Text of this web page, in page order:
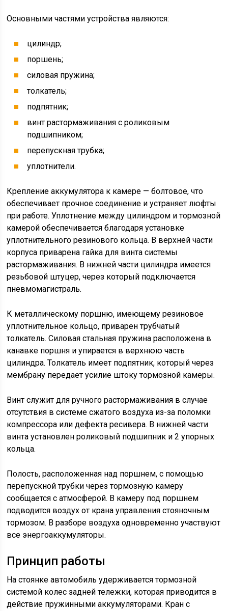
Основными частями устройства являются:
цилиндр;
поршень;
силовая пружина;
толкатель;
подпятник;
винт растормаживания с роликовым
подшипником;
перепускная трубка;
уплотнители.
Крепление аккумулятора к камере — болтовое, что
обеспечивает прочное соединение и устраняет люфты
при работе. Уплотнение между цилиндром и тормозной
камерой обеспечивается благодаря установке
уплотнительного резинового кольца. В верхней части
корпуса приварена гайка для винта системы
растормаживания. В нижней части цилиндра имеется
резьбовой штуцер, через который подключается
пневмомагистраль.
К металлическому поршню, имеющему резиновое
уплотнительное кольцо, приварен трубчатый
толкатель. Силовая стальная пружина расположена в
канавке поршня и упирается в верхнюю часть
цилиндра. Толкатель имеет подпятник, который через
мембрану передает усилие штоку тормозной камеры.
Винт служит для ручного растормаживания в случае
отсутствия в системе сжатого воздуха из-за поломки
компрессора или дефекта ресивера. В нижней части
винта установлен роликовый подшипник и 2 упорных
кольца.
Полость, расположенная над поршнем, с помощью
перепускной трубки через тормозную камеру
сообщается с атмосферой. В камеру под поршнем
подводится воздух от крана управления стояночным
тормозом. В разборе воздуха одновременно участвуют
все энергоаккумуляторы.
Принцип работы
На стоянке автомобиль удерживается тормозной
системой колес задней тележки, которая приводится в
действие пружинными аккумуляторами. Кран с